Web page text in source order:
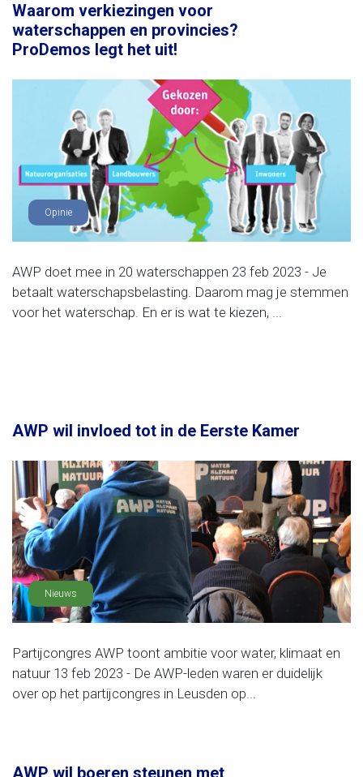
Waarom verkiezingen voor
waterschappen en provincies?
ProDemos legt het uit!
Opinie
AWP doet mee in 20 waterschappen 23 feb 2023 - Je
betaalt waterschapsbelasting. Daarom mag je stemmen
voor het waterschap. En er is wat te kiezen, ...
AWP wil invloed tot in de Eerste Kamer
Nieuws
Partijcongres AWP toont ambitie voor water, klimaat en
natuur 13 feb 2023 - De AWP-leden waren er duidelijk
over op het partijcongres in Leusden op...
AWP wil boeren steunen met